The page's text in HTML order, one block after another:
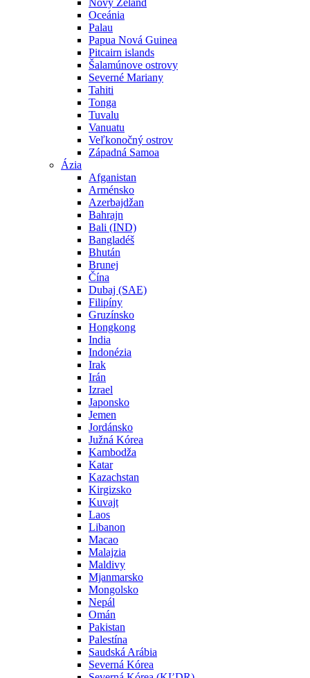
Nový Zéland
Oceánia
Palau
Papua Nová Guinea
Pitcairn islands
Šalamúnove ostrovy
Severné Mariany
Tahiti
Tonga
Tuvalu
Vanuatu
Veľkonočný ostrov
Západná Samoa
Ázia
Afganistan
Arménsko
Azerbajdžan
Bahrajn
Bali (IND)
Bangladéš
Bhután
Brunej
Čína
Dubaj (SAE)
Filipíny
Gruzínsko
Hongkong
India
Indonézia
Irak
Irán
Izrael
Japonsko
Jemen
Jordánsko
Južná Kórea
Kambodža
Katar
Kazachstan
Kirgizsko
Kuvajt
Laos
Libanon
Macao
Malajzia
Maldivy
Mjanmarsko
Mongolsko
Nepál
Omán
Pakistan
Palestína
Saudská Arábia
Severná Kórea